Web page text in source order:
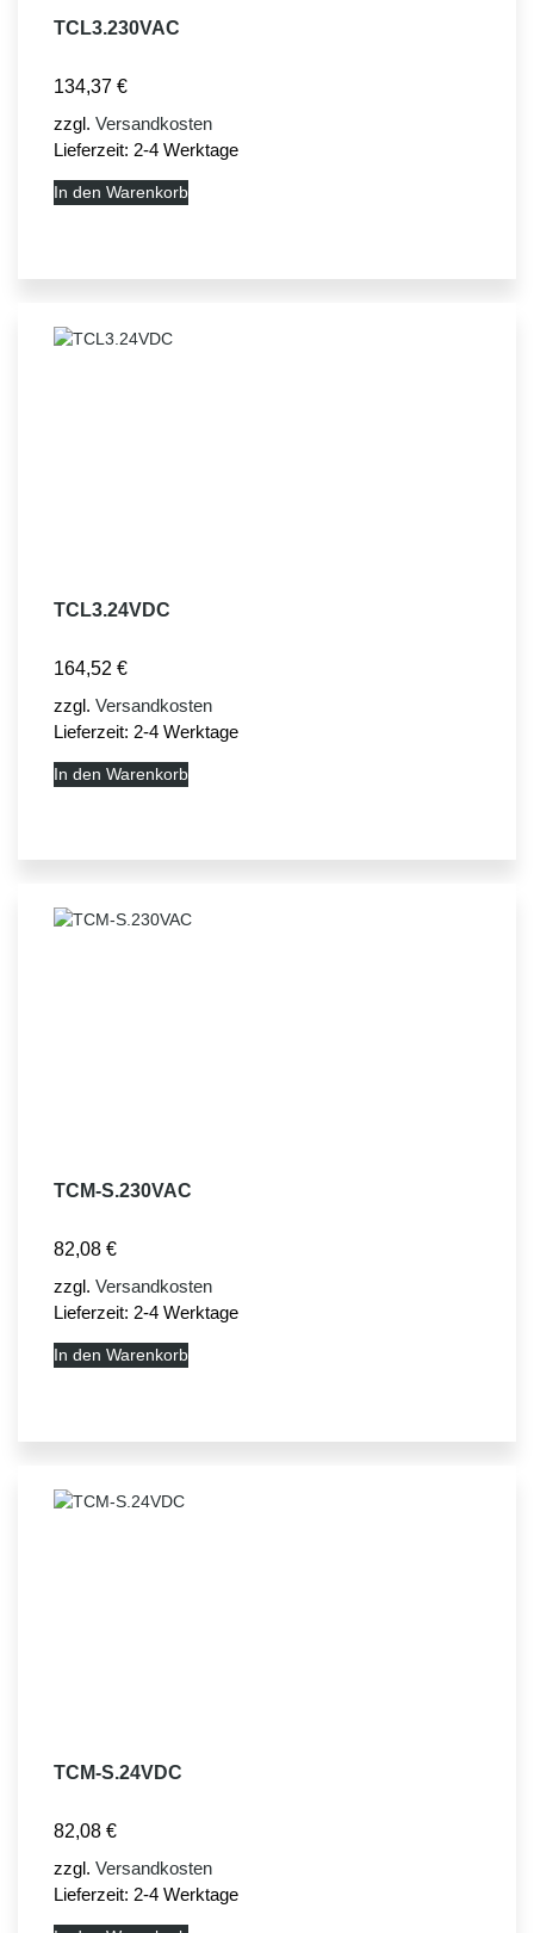
TCL3.230VAC
134,37 €
zzgl. Versandkosten
Lieferzeit: 2-4 Werktage
In den Warenkorb
TCL3.24VDC
164,52 €
zzgl. Versandkosten
Lieferzeit: 2-4 Werktage
In den Warenkorb
TCM-S.230VAC
82,08 €
zzgl. Versandkosten
Lieferzeit: 2-4 Werktage
In den Warenkorb
TCM-S.24VDC
82,08 €
zzgl. Versandkosten
Lieferzeit: 2-4 Werktage